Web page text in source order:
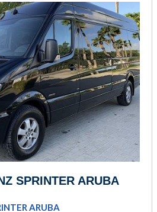
SPRINTER ARUBA
ARUBA